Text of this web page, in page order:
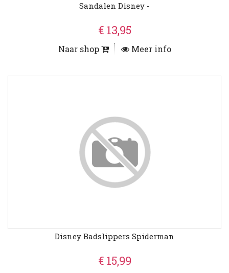
Sandalen Disney -
€ 13,95
Naar shop Meer info
Disney Badslippers Spiderman
€ 15,99